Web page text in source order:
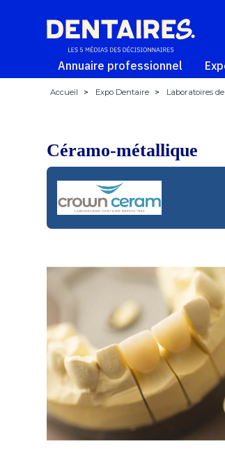
Annuaire professionnel
Accueil > Expo Dentaire > Laboratoires
Céramo-métallique